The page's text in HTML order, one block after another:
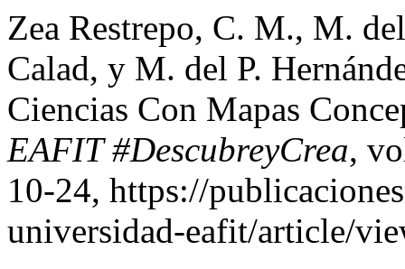
Zea Restrepo, C. M., M.
Calad, y M. del P.
Ciencias Con Mapas
EAFIT #DescubreyCrea,
10-24, https://
universidad-eafit/article/